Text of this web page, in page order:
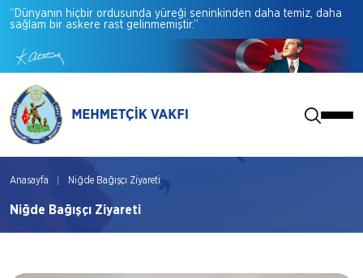
“Dünyanın hiçbir ordusunda yüreği seninkinden daha temiz, daha
sağlam bir askere rast gelinmemiştir.”
Anasayfa Niğde Bağışçı Ziyareti
Niğde Bağışçı Ziyareti